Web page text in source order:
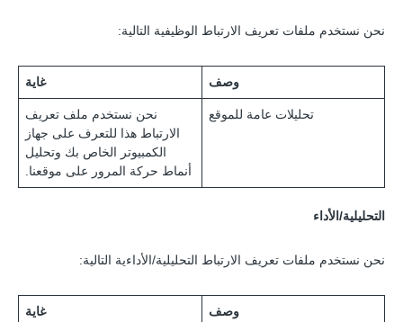
نحن نستخدم ملفات تعريف الارتباط الوظيفية التالية:
وصف غاية
تحليلات عامة للموقع
نحن نستخدم ملف تعريف
الارتباط هذا للتعرف على جهاز
الكمبيوتر الخاص بك وتحليل
أنماط حركة المرور على موقعنا.
التحليلية/الأداء
نحن نستخدم ملفات تعريف الارتباط التحليلية/الأداءية التالية:
وصف غاية